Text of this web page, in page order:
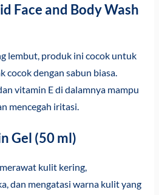
Face and Body Wash
lembut, produk ini cocok untuk
cocok dengan sabun biasa.
vitamin E di dalamnya mampu
mencegah iritasi.
Gel (50 ml)
kulit kering,
dan mengatasi warna kulit yang